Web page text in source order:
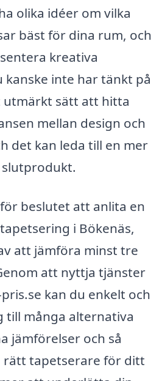
olika idéer om vilka
bäst för dina rum, och
kreativa
kanske inte har tänkt på
utmärkt sätt att hitta
mellan design och
det kan leda till en mer
beslutet att anlita en
i Bökenäs,
att jämföra minst tre
att nyttja tjänster
kan du enkelt och
till många alternativa
jämförelser och så
rätt tapetserare för ditt